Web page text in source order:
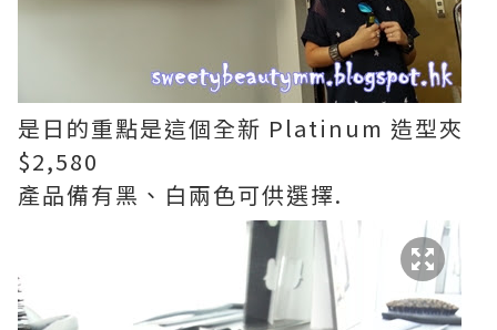
是日的重點是這個全新 Platinum 造型夾
$2,580
產品備有黑、白兩色可供選擇.